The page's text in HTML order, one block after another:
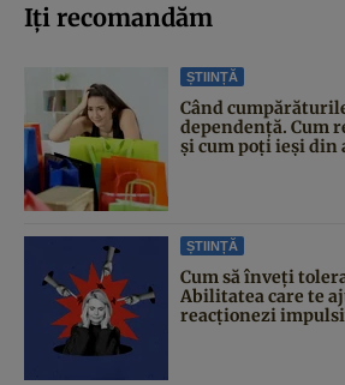
Iți recomandăm
ȘTIINȚĂ
Când
dependență. Cum
și cum poți ieși din
ȘTIINȚĂ
Cum să înveți
Abilitatea care te
reacționezi